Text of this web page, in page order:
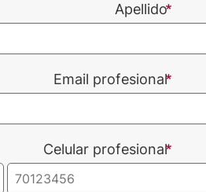
Apellido
Email profesional
Celular profesional